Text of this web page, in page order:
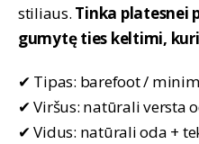
stiliaus. Tinka platesnei
gumytę ties keltimi,
✔ Tipas: barefoot /
✔ Viršus: natūrali versta
✔ Vidus: natūrali oda +